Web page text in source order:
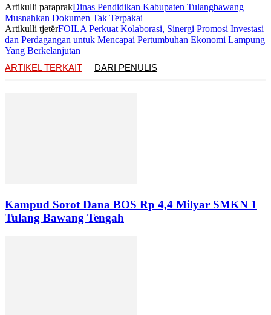
Artikulli paraprakDinas Pendidikan Kabupaten Tulangbawang
Musnahkan Dokumen Tak Terpakai
Artikulli tjetërFOILA Perkuat Kolaborasi, Sinergi Promosi Investasi
dan Perdagangan untuk Mencapai Pertumbuhan Ekonomi Lampung
Yang Berkelanjutan
ARTIKEL TERKAIT
DARI PENULIS
Kampud Sorot Dana BOS Rp 4,4 Milyar SMKN 1
Tulang Bawang Tengah